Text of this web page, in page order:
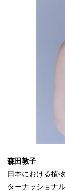
森田敦子
日本における植
ターナッショナ